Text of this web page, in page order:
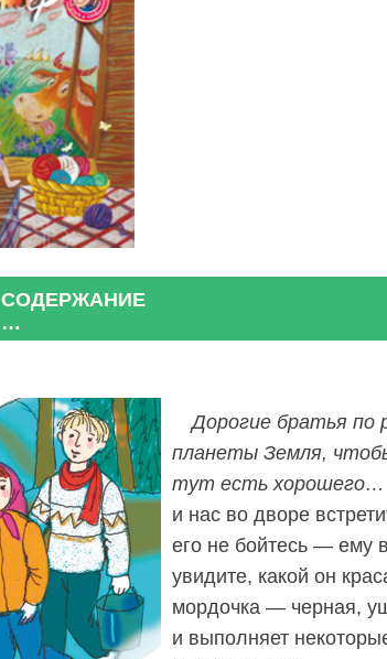
СОДЕРЖАНИЕ
…
Дорогие братья по
планеты Земля,
тут есть хорошего…
и нас во дворе
его не бойтесь — ему
увидите, какой он
мордочка — черная,
и выполняет